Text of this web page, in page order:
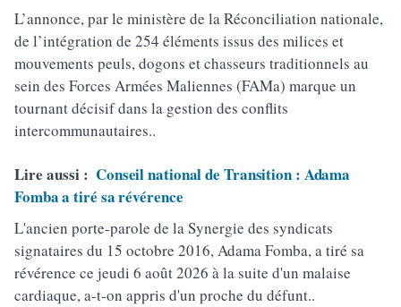
L’annonce, par le ministère de la Réconciliation nationale,
de l’intégration de 254 éléments issus des milices et
mouvements peuls, dogons et chasseurs traditionnels au
sein des Forces Armées Maliennes (FAMa) marque un
tournant décisif dans la gestion des conflits
intercommunautaires..
Lire aussi : Conseil national de Transition : Adama
Fomba a tiré sa révérence
L'ancien porte-parole de la Synergie des syndicats
signataires du 15 octobre 2016, Adama Fomba, a tiré sa
révérence ce jeudi 6 août 2026 à la suite d'un malaise
cardiaque, a-t-on appris d'un proche du défunt..